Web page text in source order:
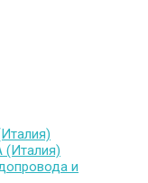
(Италия)
и